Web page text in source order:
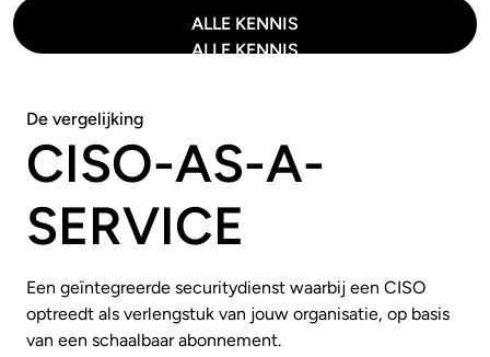
ALLE KENNIS
ALLE KENNIS
De vergelijking
CISO-AS-A-
SERVICE
Een geïntegreerde securitydienst waarbij een CISO
optreedt als verlengstuk van jouw organisatie, op basis
van een schaalbaar abonnement.